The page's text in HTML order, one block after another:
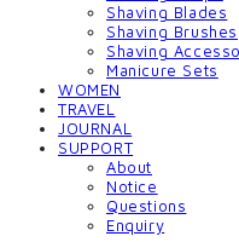
Shaving Blades
Shaving Brushes
Shaving
Manicure Sets
WOMEN
TRAVEL
JOURNAL
SUPPORT
About
Notice
Questions
Enquiry